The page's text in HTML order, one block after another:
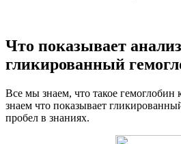
Что показывает
гликированный
Все мы знаем, что такое
знаем что показывает
пробел в знаниях.